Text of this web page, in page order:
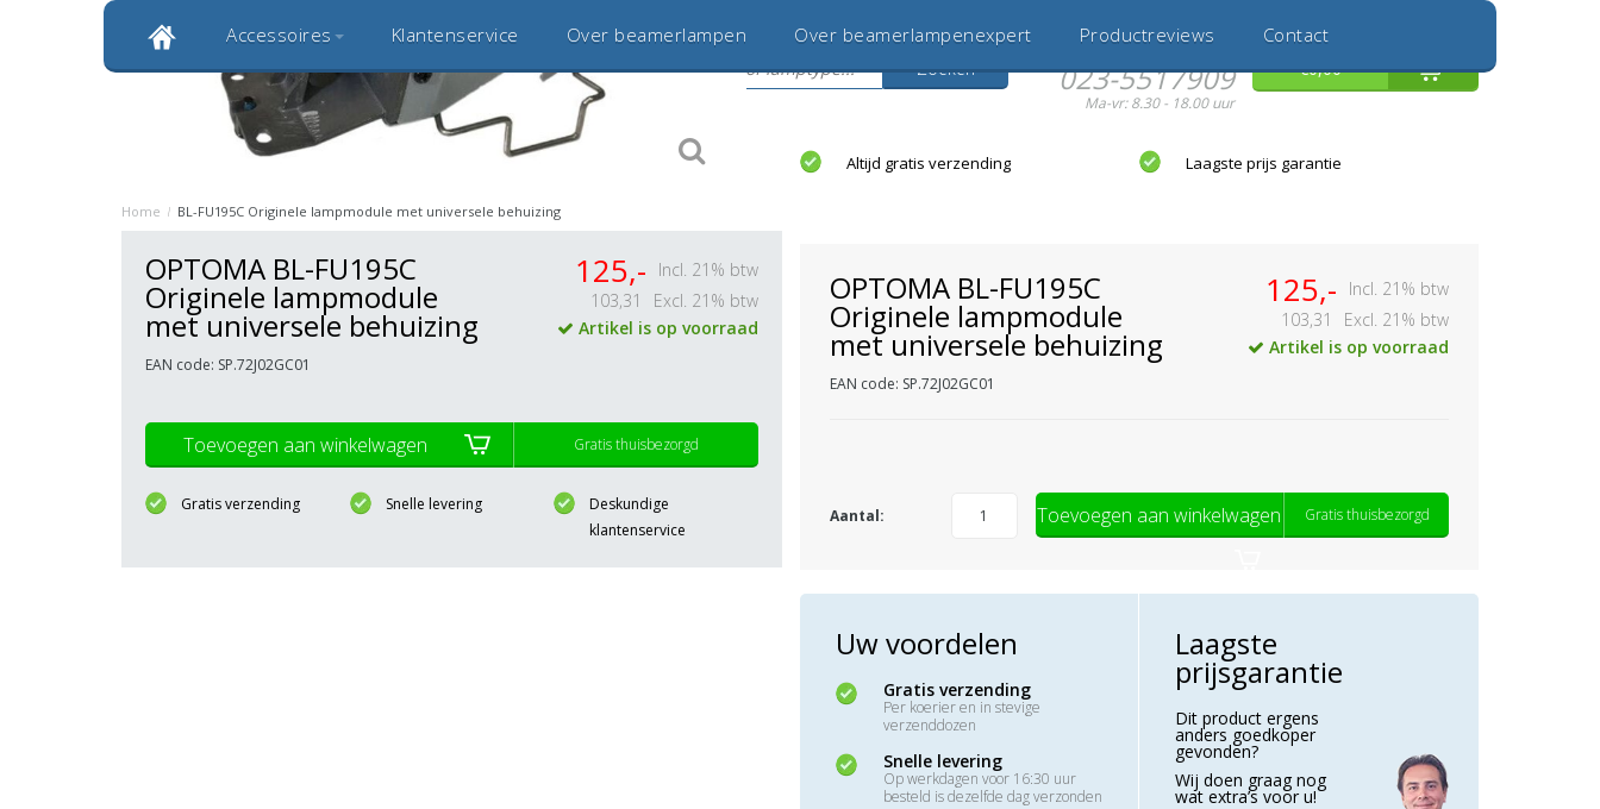
Inloggen
Klantbeoordeling 9,0
Bekijk alle 1000+ reviews
Zoeken
Hulp nodig?
023-5517909
Ma-vr: 8.30 - 18.00 uur
€0,00
Accessoires Klantenservice Over beamerlampen Over beamerlampenexpert Productreviews Contact
Originele kwaliteitsproducten 20 jaar betrouwbaar en ervaren Altijd gratis verzending Laagste prijs garantie
Home / BL-FU195C Originele lampmodule met universele behuizing
OPTOMA BL-FU195C
Originele lampmodule
met universele behuizing
EAN code: SP.72J02GC01
125,-
Incl. 21% btw
103,31
Excl. 21% btw
Artikel is op voorraad
Toevoegen aan winkelwagen Gratis thuisbezorgd
Gratis verzending Snelle levering
Deskundige
klantenservice
OPTOMA BL-FU195C
Originele lampmodule
met universele behuizing
EAN code: SP.72J02GC01
125,-
Incl. 21% btw
103,31
Excl. 21% btw
Artikel is op voorraad
Aantal: Toevoegen aan winkelwagen Gratis thuisbezorgd
Uw voordelen
Gratis verzending
Per koerier en in stevige
verzenddozen
Snelle levering
Op werkdagen voor 16:30 uur
besteld is dezelfde dag verzonden
Laagste
prijsgarantie
Dit product ergens
anders goedkoper
gevonden?
Wij doen graag nog
wat extra’s voor u!